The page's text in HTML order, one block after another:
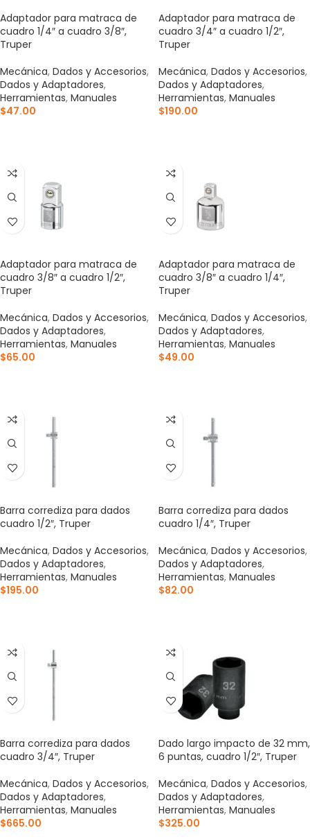
Adaptador para matraca de
cuadro 1/4″ a cuadro 3/8″,
Truper
Mecánica, Dados y Accesorios,
Dados y Adaptadores,
Herramientas, Manuales
$47.00
Adaptador para matraca de
cuadro 3/4″ a cuadro 1/2″,
Truper
Mecánica, Dados y Accesorios,
Dados y Adaptadores,
Herramientas, Manuales
$190.00
Adaptador para matraca de
cuadro 3/8″ a cuadro 1/2″,
Truper
Mecánica, Dados y Accesorios,
Dados y Adaptadores,
Herramientas, Manuales
$65.00
Adaptador para matraca de
cuadro 3/8″ a cuadro 1/4″,
Truper
Mecánica, Dados y Accesorios,
Dados y Adaptadores,
Herramientas, Manuales
$49.00
Barra corrediza para dados
cuadro 1/2″, Truper
Mecánica, Dados y Accesorios,
Dados y Adaptadores,
Herramientas, Manuales
$195.00
Barra corrediza para dados
cuadro 1/4″, Truper
Mecánica, Dados y Accesorios,
Dados y Adaptadores,
Herramientas, Manuales
$82.00
Barra corrediza para dados
cuadro 3/4″, Truper
Mecánica, Dados y Accesorios,
Dados y Adaptadores,
Herramientas, Manuales
$665.00
Dado largo impacto de 32 mm,
6 puntas, cuadro 1/2″, Truper
Mecánica, Dados y Accesorios,
Dados y Adaptadores,
Herramientas, Manuales
$325.00